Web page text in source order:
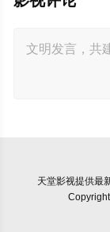
天堂影视提供最